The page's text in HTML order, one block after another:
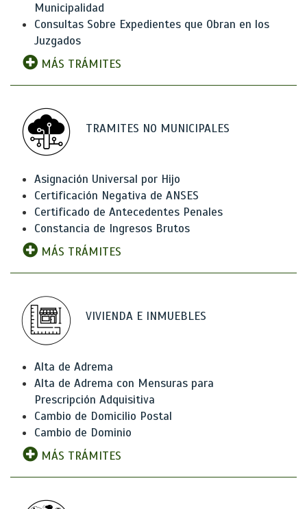
Municipalidad
Consultas Sobre Expedientes que Obran en los
Juzgados
MÁS TRÁMITES
TRAMITES NO MUNICIPALES
Asignación Universal por Hijo
Certificación Negativa de ANSES
Certificado de Antecedentes Penales
Constancia de Ingresos Brutos
MÁS TRÁMITES
VIVIENDA E INMUEBLES
Alta de Adrema
Alta de Adrema con Mensuras para
Prescripción Adquisitiva
Cambio de Domicilio Postal
Cambio de Dominio
MÁS TRÁMITES